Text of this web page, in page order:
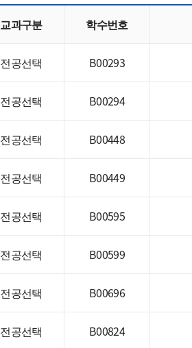
교과구분 학수번호
전공선택 B00293
전공선택 B00294
전공선택 B00448
전공선택 B00449
전공선택 B00595
전공선택 B00599
전공선택 B00696
전공선택 B00824